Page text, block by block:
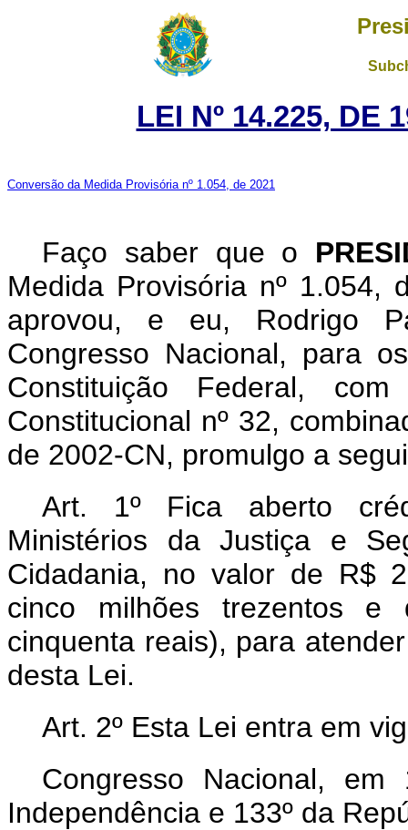
LEI Nº 14.225, DE
Conversão da Medida Provisória nº 1.054, de 2021
Faço saber que o
Medida Provisória nº 1.054,
aprovou, e eu, Rodrigo
Congresso Nacional, para
Constituição Federal,
Constitucional nº 32,
de 2002-CN, promulgo a
Art. 1º Fica aberto
Ministérios da Justiça e
Cidadania, no valor de R$
cinco milhões trezentos
cinquenta reais), para
desta Lei.
Art. 2º Esta Lei entra em
Congresso Nacional,
Independência e 133º da